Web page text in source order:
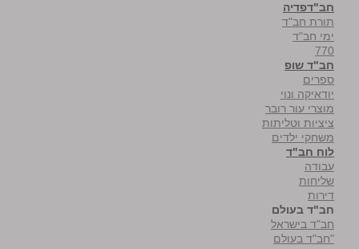
חב"דפדיה
תורת חב"ד
ימי חב"ד
770
חב"ד שופ
ספרים
יודאיקה ונוי
מוצרי עור רובר
ציציות וטליתות
משחקי ילדים
לוח חב"ד
עבודה
שליחות
דירות
חב"ד בעולם
חב"ד בישראל
"חב"ד בעולם